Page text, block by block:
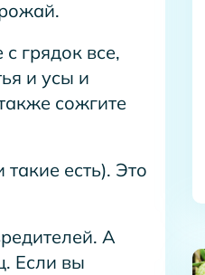
грядок все,
и усы и
сожгите
есть). Это
А
Если вы